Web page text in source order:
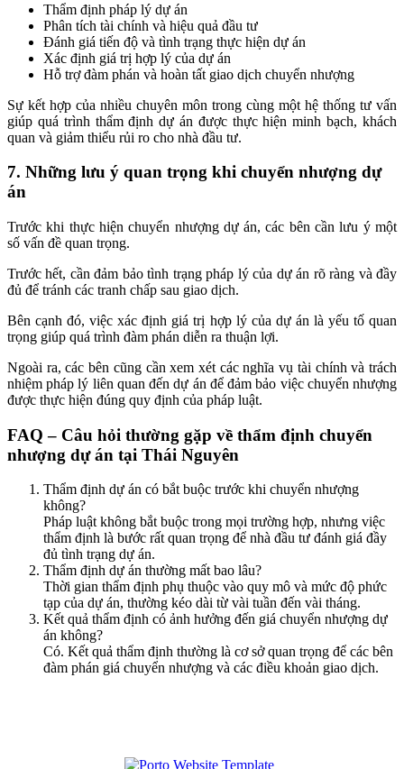
Thẩm định pháp lý dự án
Phân tích tài chính và hiệu quả đầu tư
Đánh giá tiến độ và tình trạng thực hiện dự án
Xác định giá trị hợp lý của dự án
Hỗ trợ đàm phán và hoàn tất giao dịch chuyển nhượng
Sự kết hợp của nhiều chuyên môn trong cùng một hệ thống tư vấn
giúp quá trình thẩm định dự án được thực hiện minh bạch, khách
quan và giảm thiểu rủi ro cho nhà đầu tư.
7. Những lưu ý quan trọng khi chuyển nhượng dự
án
Trước khi thực hiện chuyển nhượng dự án, các bên cần lưu ý một
số vấn đề quan trọng.
Trước hết, cần đảm bảo tình trạng pháp lý của dự án rõ ràng và đầy
đủ để tránh các tranh chấp sau giao dịch.
Bên cạnh đó, việc xác định giá trị hợp lý của dự án là yếu tố quan
trọng giúp quá trình đàm phán diễn ra thuận lợi.
Ngoài ra, các bên cũng cần xem xét các nghĩa vụ tài chính và trách
nhiệm pháp lý liên quan đến dự án để đảm bảo việc chuyển nhượng
được thực hiện đúng quy định của pháp luật.
FAQ – Câu hỏi thường gặp về thẩm định chuyển
nhượng dự án tại Thái Nguyên
Thẩm định dự án có bắt buộc trước khi chuyển nhượng
không?
Pháp luật không bắt buộc trong mọi trường hợp, nhưng việc
thẩm định là bước rất quan trọng để nhà đầu tư đánh giá đầy
đủ tình trạng dự án.
Thẩm định dự án thường mất bao lâu?
Thời gian thẩm định phụ thuộc vào quy mô và mức độ phức
tạp của dự án, thường kéo dài từ vài tuần đến vài tháng.
Kết quả thẩm định có ảnh hưởng đến giá chuyển nhượng dự
án không?
Có. Kết quả thẩm định thường là cơ sở quan trọng để các bên
đàm phán giá chuyển nhượng và các điều khoản giao dịch.